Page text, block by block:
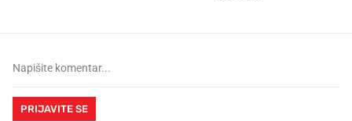
PRIJAVITE SE